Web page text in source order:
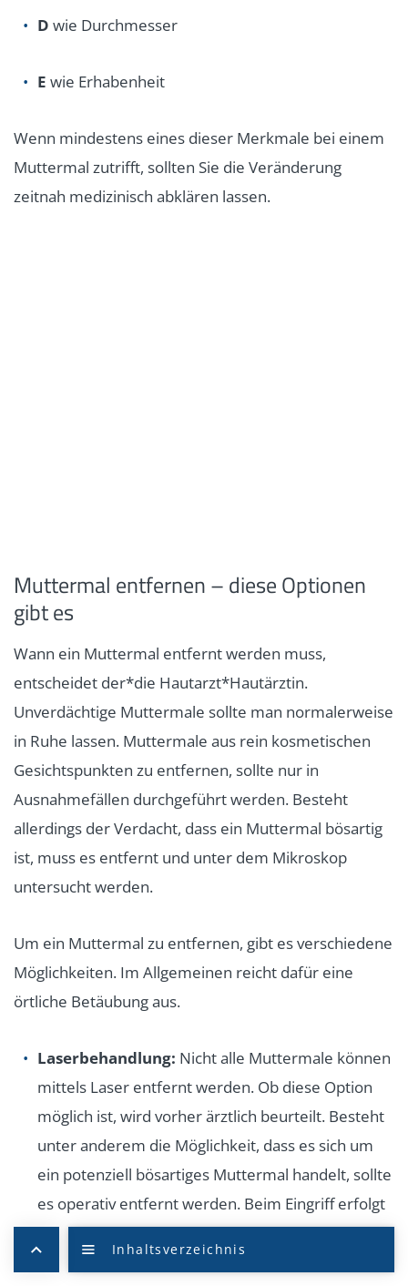
D wie Durchmesser
E wie Erhabenheit
Wenn mindestens eines dieser Merkmale bei einem
Muttermal zutrifft, sollten Sie die Veränderung
zeitnah medizinisch abklären lassen.
Muttermal entfernen – diese Optionen
gibt es
Wann ein Muttermal entfernt werden muss,
entscheidet der*die Hautarzt*Hautärztin.
Unverdächtige Muttermale sollte man normalerweise
in Ruhe lassen. Muttermale aus rein kosmetischen
Gesichtspunkten zu entfernen, sollte nur in
Ausnahmefällen durchgeführt werden. Besteht
allerdings der Verdacht, dass ein Muttermal bösartig
ist, muss es entfernt und unter dem Mikroskop
untersucht werden.
Um ein Muttermal zu entfernen, gibt es verschiedene
Möglichkeiten. Im Allgemeinen reicht dafür eine
örtliche Betäubung aus.
Laserbehandlung: Nicht alle Muttermale können
mittels Laser entfernt werden. Ob diese Option
möglich ist, wird vorher ärztlich beurteilt. Besteht
unter anderem die Möglichkeit, dass es sich um
ein potenziell bösartiges Muttermal handelt, sollte
es operativ entfernt werden. Beim Eingriff erfolgt
zunächst eine örtliche Betäubung der betroffenen